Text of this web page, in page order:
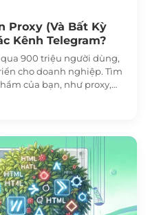
Proxy (Và Bất Kỳ
Kênh Telegram?
900 triệu người dùng,
cho doanh nghiệp. Tìm
của bạn, như proxy,
khán giả của bạn.